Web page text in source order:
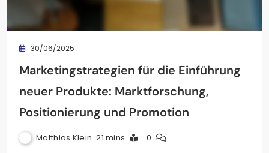
30/06/2025
Marketingstrategien für die Einführung
neuer Produkte: Marktforschung,
Positionierung und Promotion
Matthias Klein 21 mins 0